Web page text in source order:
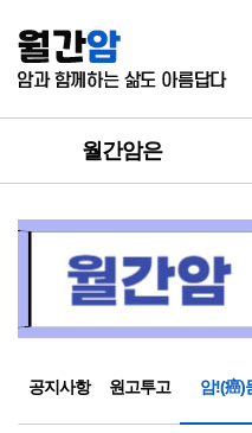
월간암은
공지사항 원고투고 암!(癌)